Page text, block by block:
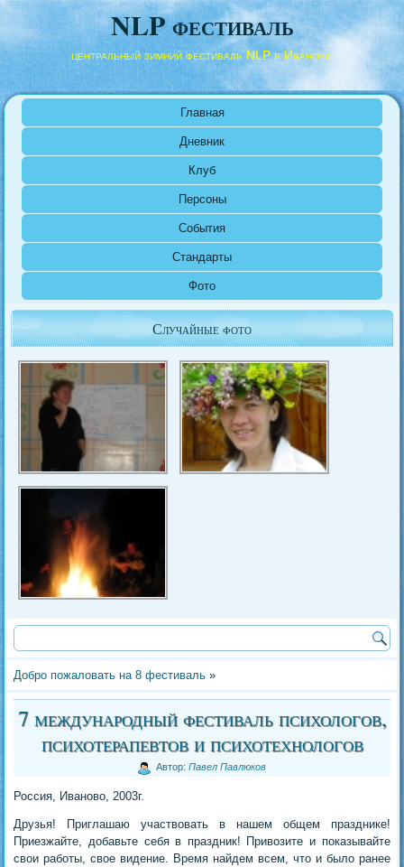
NLP фестиваль
центральный зимний фестиваль NLP в Иваново
Главная
Дневник
Клуб
Персоны
События
Стандарты
Фото
Случайные фото
Добро пожаловать на 8 фестиваль »
7 международный фестиваль психологов,
психотерапевтов и психотехнологов
Автор: Павел Павлюков
Россия, Иваново, 2003г.
Друзья! Приглашаю участвовать в нашем общем празднике!
Приезжайте, добавьте себя в праздник! Привозите и показывайте
свои работы, свое видение. Время найдем всем, что и было ранее